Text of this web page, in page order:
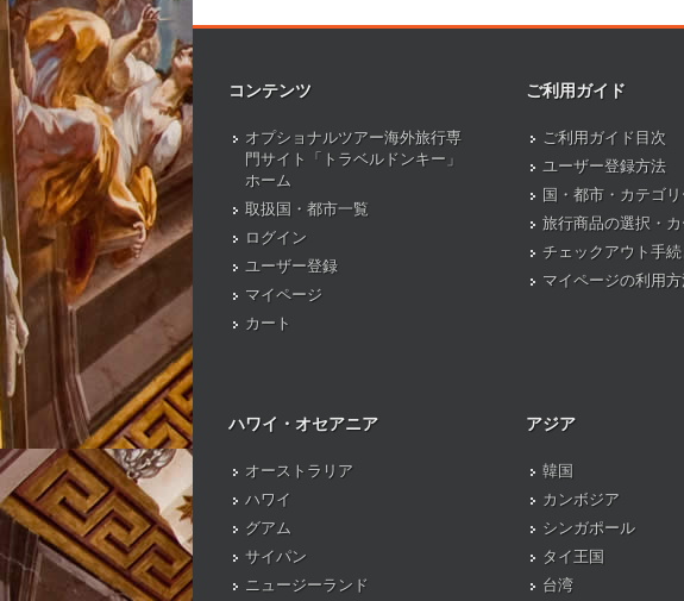
コンテンツ
オプショナルツアー海外旅行専
門サイト「トラベルドンキー」
ホーム
取扱国・都市一覧
ログイン
ユーザー登録
マイページ
カート
ご利用ガイド
ご利用ガイド目次
ユーザー登録方法
国・都市・カテゴ
旅行商品の選択・
チェックアウト手続
マイページの利用
ハワイ・オセアニア
オーストラリア
ハワイ
グアム
サイパン
ニュージーランド
アジア
韓国
カンボジア
シンガポール
タイ王国
台湾